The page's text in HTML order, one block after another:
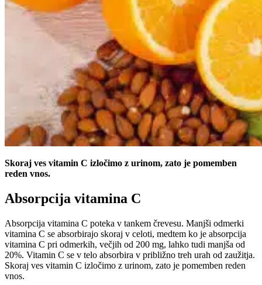
⁠Skoraj ves vitamin C izločimo z urinom, zato je pomemben
reden vnos.
Absorpcija vitamina C
Absorpcija vitamina C poteka v tankem črevesu. Manjši odmerki
vitamina C se absorbirajo skoraj v celoti, medtem ko je absorpcija
vitamina C pri odmerkih, večjih od 200 mg, lahko tudi manjša od
20%. Vitamin C se v telo absorbira v približno treh urah od zaužitja.
Skoraj ves vitamin C izločimo z urinom, zato je pomemben reden
vnos.